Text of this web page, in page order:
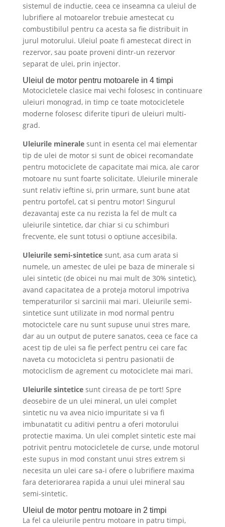
sistemul de inductie, ceea ce inseamna ca uleiul de
lubrifiere al motoarelor trebuie amestecat cu
combustibilul pentru ca acesta sa fie distribuit in
jurul motorului. Uleiul poate fi amestecat direct in
rezervor, sau poate proveni dintr-un rezervor
separat de ulei, prin injector.
Uleiul de motor pentru motoarele in 4 timpi
Motocicletele clasice mai vechi folosesc in continuare
uleiuri monograd, in timp ce toate motocicletele
moderne folosesc diferite tipuri de uleiuri multi-
grad.
Uleiurile mineralesunt in esenta cel mai elementar
tip de ulei de motor si sunt de obicei recomandate
pentru motociclete de capacitate mai mica, ale caror
motoare nu sunt foarte solicitate. Uleiurile minerale
sunt relativ ieftine si, prin urmare, sunt bune atat
pentru portofel, cat si pentru motor! Singurul
dezavantaj este ca nu rezista la fel de mult ca
uleiurile sintetice, dar chiar si cu schimburi
frecvente, ele sunt totusi o optiune accesibila.
Uleiurile semi-sinteticesunt, asa cum arata si
numele, un amestec de ulei pe baza de minerale si
ulei sintetic (de obicei nu mai mult de 30% sintetic),
avand capacitatea de a proteja motorul impotriva
temperaturilor si sarcinii mai mari. Uleiurile semi-
sintetice sunt utilizate in mod normal pentru
motocictele care nu sunt supuse unui stres mare,
dar au un output de putere sanatos, ceea ce face ca
acest tip de ulei sa fie perfect pentru cei care fac
naveta cu motocicleta si pentru pasionatii de
motociclism de agrement cu motociclete mai mari.
Uleiurile sinteticesunt cireasa de pe tort! Spre
deosebire de un ulei mineral, un ulei complet
sintetic nu va avea nicio impuritate si va fi
imbunatatit cu aditivi pentru a oferi motorului
protectie maxima. Un ulei complet sintetic este mai
potrivit pentru motocicletele de curse, unde motorul
este supus in mod constant unui stres extrem si
necesita un ulei care sa-i ofere o lubrifiere maxima
fara deteriorarea rapida a unui ulei mineral sau
semi-sintetic.
Uleiul de motor pentru motoare in 2 timpi
La fel ca uleiurile pentru motoare in patru timpi,